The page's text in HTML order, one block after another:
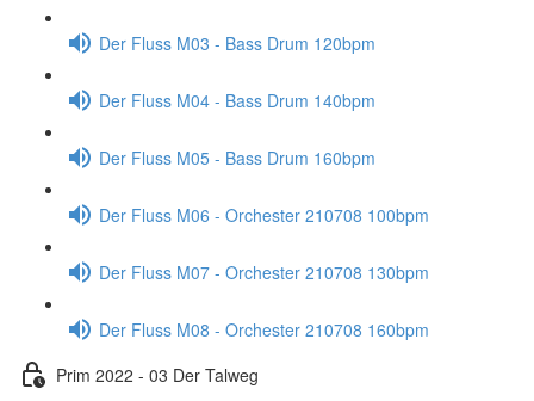
Der Fluss M03 - Bass Drum 120bpm
Der Fluss M04 - Bass Drum 140bpm
Der Fluss M05 - Bass Drum 160bpm
Der Fluss M06 - Orchester 210708 100bpm
Der Fluss M07 - Orchester 210708 130bpm
Der Fluss M08 - Orchester 210708 160bpm
Prim 2022 - 03 Der Talweg